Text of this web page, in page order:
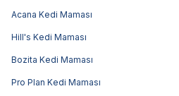
Acana Kedi Maması
Hill's Kedi Maması
Bozita Kedi Maması
Pro Plan Kedi Maması